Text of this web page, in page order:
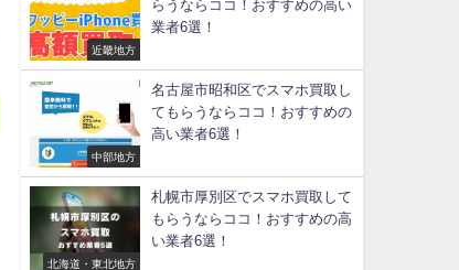
近畿地方
らうならココ！おすすめの高い
業者6選！
中部地方
名古屋市昭和区でスマホ買取し
てもらうならココ！おすすめの
高い業者6選！
北海道・東北地方
札幌市厚別区でスマホ買取して
もらうならココ！おすすめの高
い業者6選！